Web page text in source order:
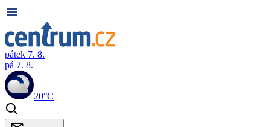
pátek 7. 8.
pá 7. 8.
20°C